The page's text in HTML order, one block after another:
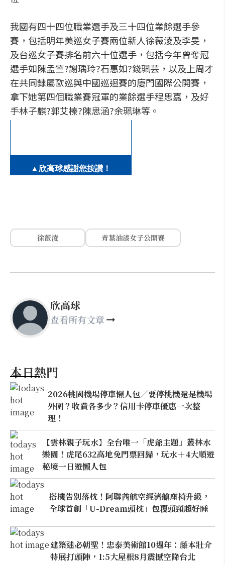
我國有四十四位職業選手及三十四位業餘選手參
賽，包括明年美巡女子賽兩位新人徐薇淩及李旻，
及台巡女子賽排名前六十位選手，包括今年曾奪冠
選手如陳孟竺?謝瑀玲?石惠如?錢珮芸，以及上周才
在共同隸屬歐巡與中國巡迴賽的廈門國際公開賽，
拿下她第四個職業賽冠軍的業餘選手程思嘉，及好
手林子麒?郭艾榛?陳思涵?余珮琳等。
▲欣高球感謝您按讚！
徐薇淩 青葉油漆女子公開賽
欣高球
查看所有文章
本日熱門
2026桃園機場停車懶人包／要停桃機還是機場
外圍？收費各多少？信用卡停車優惠一次整
理！
【雲林親子玩水】全台唯一「虎爺主題」叢林水
樂園！虎尾632高地免門票回歸，玩水＋4大順遊
秘境一日遊懶人包
搭機告別落枕！阿聯酋航空經濟艙座椅升級，
全球首創「U-Dream頭枕」包覆頭頸超好睡
建築迷必朝聖！忠泰美術館10週年：藤本壯介
特展打頭陣，1:5大屋根8月震撼空降台北